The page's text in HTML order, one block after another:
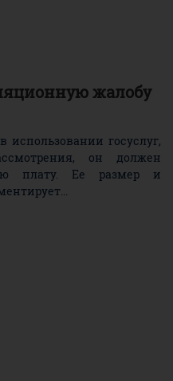
жалобу
госуслуг,
он должен
плату. Ее размер и